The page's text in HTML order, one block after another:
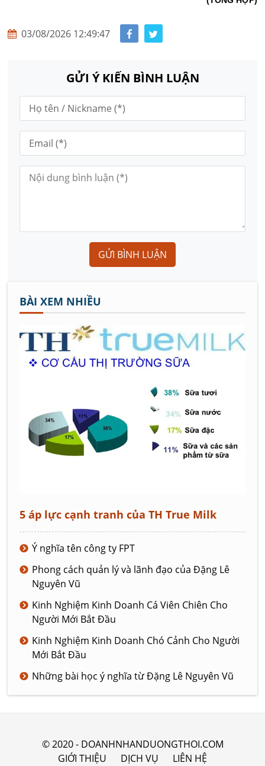
03/08/2026 12:49:47
GỬI Ý KIẾN BÌNH LUẬN
GỬI BÌNH LUẬN
BÀI XEM NHIỀU
5 áp lực cạnh tranh của TH True Milk
Ý nghĩa tên công ty FPT
Phong cách quản lý và lãnh đạo của Đặng Lê
Nguyên Vũ
Kinh Nghiệm Kinh Doanh Cá Viên Chiên Cho
Người Mới Bắt Đầu
Kinh Nghiệm Kinh Doanh Chó Cảnh Cho Người
Mới Bắt Đầu
Những bài học ý nghĩa từ Đặng Lê Nguyên Vũ
© 2020 - DOANHNHANDUONGTHOI.COM
GIỚI THIỆU
DỊCH VỤ LIÊN HỆ